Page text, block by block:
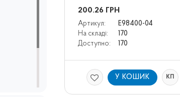
200.26 ГРН
Артикул:
E98400-04
На складі:
170
Доступно:
170
У КОШИК КП